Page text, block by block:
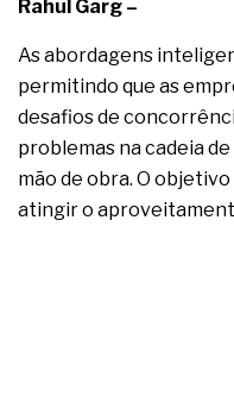
Rahul Garg –
As abordagens
permitindo que as
desafios de
problemas na cadeia
mão de obra. O
atingir o